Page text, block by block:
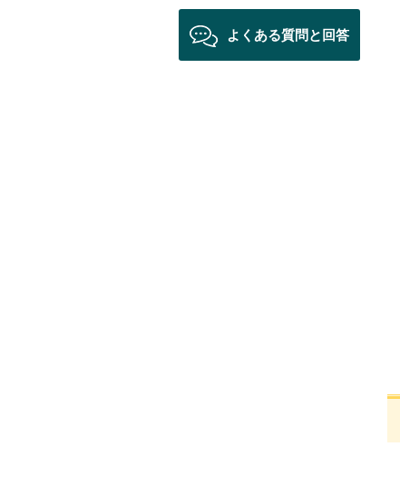
よくある質問と回答